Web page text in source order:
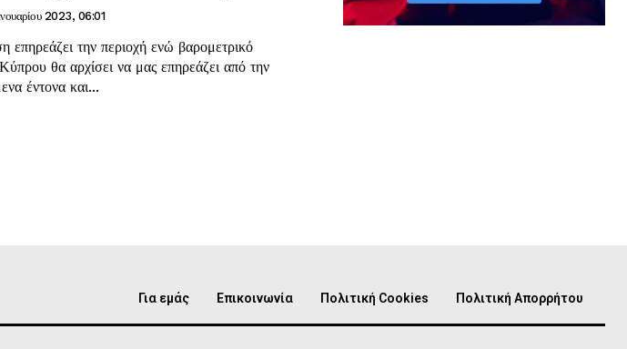
2023, 06:01
επηρεάζει την περιοχή ενώ βαρομετρικό
θα αρχίσει να μας επηρεάζει από την
έντονα και...
Για εμάς Επικοινωνία Πολιτική Cookies Πολιτική Απορρήτου